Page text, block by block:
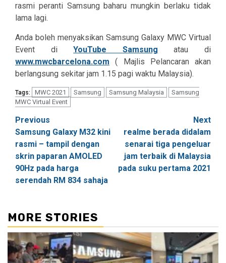
rasmi peranti Samsung baharu mungkin berlaku tidak
lama lagi.
Anda boleh menyaksikan Samsung Galaxy MWC Virtual
Event diYouTube Samsung atau di
www.mwcbarcelona.com ( Majlis Pelancaran akan
berlangsung sekitar jam 1.15 pagi waktu Malaysia).
Tags: MWC 2021 Samsung Samsung Malaysia
Samsung
MWC Virtual Event
Post
navigation
Previous
Samsung Galaxy M32 kini
rasmi – tampil dengan
skrin paparan AMOLED
90Hz pada harga
serendah RM 834 sahaja
Next
realme berada didalam
senarai tiga pengeluar
jam terbaik di Malaysia
pada suku pertama 2021
MORE STORIES